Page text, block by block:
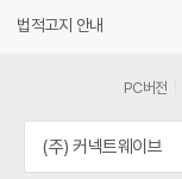
법적고지 안내
PC버전
(주) 커넥트웨이브